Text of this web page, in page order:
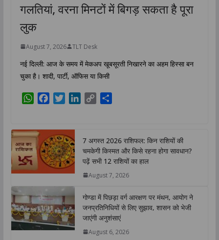
गलतियां, वरना मिनटों में बिगड़ सकता है पूरा
लुक
August 7, 2026 TLT Desk
नई दिल्ली: आज के समय में मेकअप खूबसूरती निखारने का अहम हिस्सा बन
चुका है। शादी, पार्टी, ऑफिस या किसी
W
t
s
A
p
e
b
o
o
t
t
e
r
e
d
n
L
i
k
e
7 अगस्त 2026 राशिफल: किन राशियों की
चमकेगी किस्मत और किसे रहना होगा सावधान?
पढ़ें सभी 12 राशियों का हाल
August 7, 2026
गोण्डा में पिछड़ा वर्ग आरक्षण पर मंथन, आयोग ने
जनप्रतिनिधियों से लिए सुझाव, शासन को भेजी
जाएंगी अनुशंसाएं
August 6, 2026